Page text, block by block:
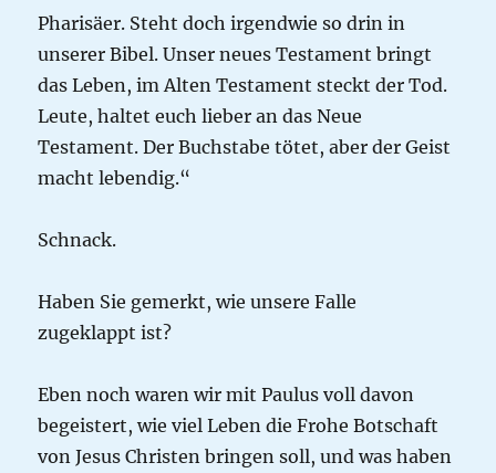
Pharisäer. Steht doch irgendwie so drin in
unserer Bibel. Unser neues Testament bringt
das Leben, im Alten Testament steckt der Tod.
Leute, haltet euch lieber an das Neue
Testament. Der Buchstabe tötet, aber der Geist
macht lebendig.“
Schnack.
Haben Sie gemerkt, wie unsere Falle
zugeklappt ist?
Eben noch waren wir mit Paulus voll davon
begeistert, wie viel Leben die Frohe Botschaft
von Jesus Christen bringen soll, und was haben